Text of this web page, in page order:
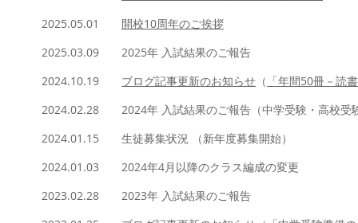
2025.05.01 開校10周年のご挨拶
2025.03.09 2025年 入試結果のご報告
2024.10.19 ブログ記事更新のお知らせ （ 「年間50冊－読
2024.02.28
2024年 入試結果のご報告（中学受験・高校受
2024.01.15 生徒募集状況 （新年度募集開始）
2024.01.03 2024年4月以降のクラス編成の変更
2023.02.28
2023年 入試結果のご報告